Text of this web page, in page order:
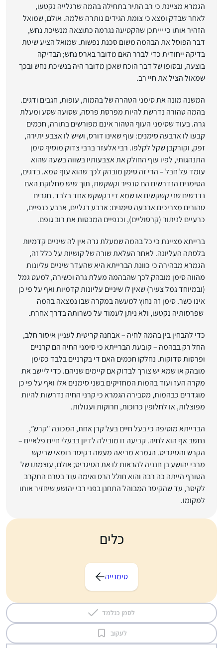
הגמרא מציינת כי רב התיר בתחילה בהמה שרגלייה נקטעו,
לאחר שבדק ומצא כי צומת הגידים נותרה שלמה. אולם, שמואל
הזהיר אותו כי יייתכן שהקטיעה נגרמה כתוצאה מנשיכת נחש,
דבר הפוסל את הבהמה משום סכנת נפשות. שמואל הציע שיטת
בדיקה ייחודית כדי לברר האם מדובר בארס נחש; הבדיקה
בוצעה, ובסופו של דבר הוכח שאכן מדובר היה בנשיכת נחש ובכך
שמאול הציל את חיי רב.
המשנה מונה את סימני הטהרה של בהמות, עופות, חגבים ודגים.
בהמה טהורה נדרשת להיות מפרסת פרסה, שסועה שסע ומעלת
גרה. בעוד שסימני העוף הטהור אינם מפורשים בתורה, חכמים
קבעו לו ארבעה סימנים: עוף שאינו דורס, ושיש לו אצבע יתירה,
זפק, וקורקבן שקל לקלפו. רבי אלעזר ברבי צדוק מוסיף סימן
התנהגותי, לפיו עוף החולק את אצבעותיו בשווה בשעה שהוא
עומד על חבל – הרי זה סימן מובהק לכך שהוא עוף טמא. בדגים,
הסימנים הנדרשים הם סנפיר וקשקשת, תוך שיש מחלוקת האם
נדרשים שני קשקשים או שמא די בקשקש אחד בלבד. חגבים
טהורים מצריכים ארבעה סימנים: ארבע רגליים, ארבע כנפיים,
כרעיים לניתור (קרסוליים), וכנפיים המכסות את רוב גופם.
ברייתא מציינת כי כל בהמה שמעלת גרה אין לה שיניים קדמיות
בלסתה העליונה. לאחר העלאת שורה של קושיות על כלל זה,
הגמרא מבהירה כי כוונת הברייתא היא שהעדר שיניים עליונות
מהווה סימן מובהק לכך שהבהמה מעלת גרה וכשירה, למעט גמל
(ובמיוחד גמל צעיר) שאין לו שיניים עליונות קדמיות ואף על פי כן
אינו כשר. סימן זה נחוץ למעשה במקרה שבו נמצאה בהמה
שפרסותיה נקטעו, ולא ניתן לעמוד על כשרותה בדרך אחרת.
כדי להבחין בין בהמה לחיה – אבחנה קריטית לעניין איסור חלב,
החל רק בבהמה – קובעת הברייתא כי סימני החיה הם קרניים
ופרסות סדוקות. נחלקו חכמים האם די בקרניים בלבד כסימן
מובהק או שמא יש צורך לבדוק אם קיימים שניהם. כדי ליישב את
מקרה העז ועוד בהמות המחזיקים בשני סימנים אלו ואף על פי כן
מוגדרים כבהמות, מסבירה הגמרא כי קרני החיה נדרשות להיות
מפוצלות, או לחלופין כרוכות, חרוקות ועגולות.
הברייתא מוסיפה כי בעל חיים בעל קרן אחת, המכונה "קרש”,
נחשב אף הוא לחיה. קביעה זו מובילה לדיון בבעלי חיים פלאיים –
הקרש והטיגריס. הגמרא מביאה מעשה בקיסר רומאי שביקש
מרבי יהושע בן חנניה להראות לו את הטיגריס; אולם, עוצמתו של
הטורף הייתה כה רבה והוא חולל הרס ואימה עוד בטרם התקרב
לקיסר, עד שהקיסר המבוהל התחנן בפני רבי יהושע שיחזיר אותו
למקומו.
כלים
סימנייה
לסמן כנלמד
לעקוב